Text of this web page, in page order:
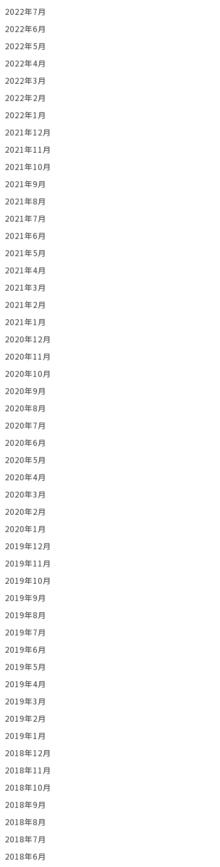
2022年7月
2022年6月
2022年5月
2022年4月
2022年3月
2022年2月
2022年1月
2021年12月
2021年11月
2021年10月
2021年9月
2021年8月
2021年7月
2021年6月
2021年5月
2021年4月
2021年3月
2021年2月
2021年1月
2020年12月
2020年11月
2020年10月
2020年9月
2020年8月
2020年7月
2020年6月
2020年5月
2020年4月
2020年3月
2020年2月
2020年1月
2019年12月
2019年11月
2019年10月
2019年9月
2019年8月
2019年7月
2019年6月
2019年5月
2019年4月
2019年3月
2019年2月
2019年1月
2018年12月
2018年11月
2018年10月
2018年9月
2018年8月
2018年7月
2018年6月